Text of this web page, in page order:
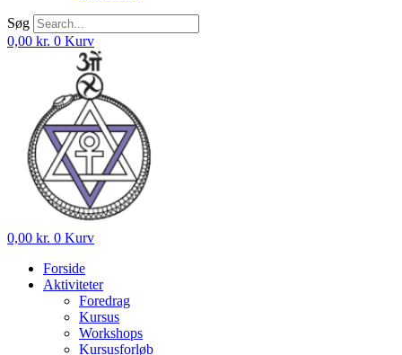
Søg
0,00 kr. 0 Kurv
0,00 kr. 0 Kurv
Forside
Aktiviteter
Foredrag
Kursus
Workshops
Kursusforløb